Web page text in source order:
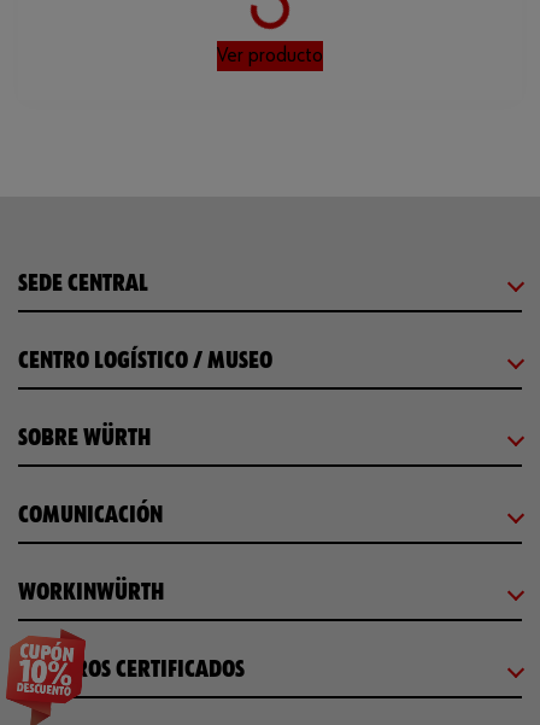
Ver producto
SEDE CENTRAL
CENTRO LOGÍSTICO / MUSEO
SOBRE WÜRTH
COMUNICACIÓN
WORKINWÜRTH
NUESTROS CERTIFICADOS